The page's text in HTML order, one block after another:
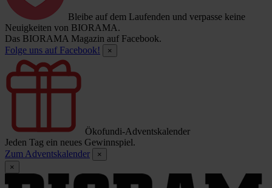
Bleibe auf dem Laufenden und verpasse keine
Neuigkeiten von BIORAMA.
Das BIORAMA Magazin auf Facebook.
Folge uns auf Facebook!
×
Ökofundi-Adventskalender
Jeden Tag ein neues Gewinnspiel.
Zum Adventskalender
×
×